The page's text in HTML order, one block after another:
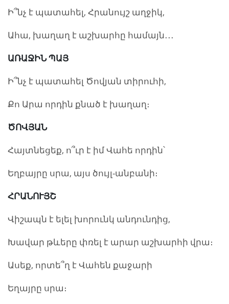
Ի՞նչ է պատահել, Հրանույշ աղջիկ,
Ահա, խաղաղ է աշխարհը համայն․․․
ԱՌԱՋԻՆ ՊԱՅ
Ի՞նչ է պատահել Ծովյան տիրուհի,
Քո Արա որդին քնած է խաղաղ։
ԾՈՎՅԱՆ
Հայտնեցեք, ո՞ւր է իմ Վահե որդին՝
Եղբայրը սրա, այս ծույլ-անբանի։
ՀՐԱՆՈՒՅՇ
Վիշապն է ելել խորունկ անդունդից,
Խավար թևերը փռել է արար աշխարհի վրա։
Ասեք, որտե՞ղ է Վահեն քաջարի
Եղայրը սրա։